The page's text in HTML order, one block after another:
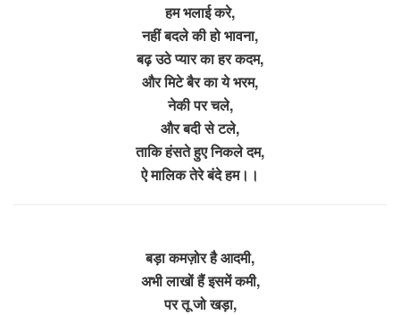
हम भलाई करे,
नहीं बदले की हो भावना,
बढ़ उठे प्यार का हर कदम,
और मिटे बैर का ये भरम,
नेकी पर चले,
और बदी से टले,
ताकि हंसते हुए निकले दम,
ऐ मालिक तेरे बंदे हम।।
बड़ा कमज़ोर है आदमी,
अभी लाखों हैं इसमें कमी,
पर तू जो खड़ा,